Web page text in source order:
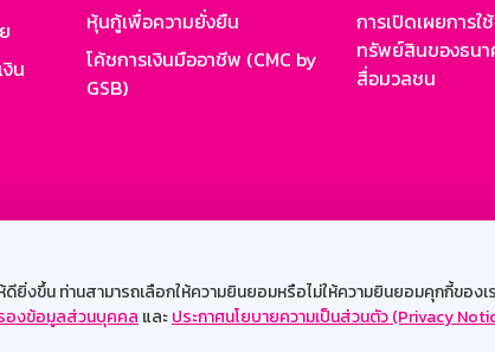
งขึ้น ท่านสามารถเลือกให้ความยินยอมหรือไม่ให้ความยินยอมคุกกี้ของเ
องข้อมูลส่วนบุคคล และประกาศนโยบายความเป็นส่วนตัว (Privacy
น
หุ้นกู้เพื่อความยั่งยืน
โค้ชการเงินมืออาชีพ (CMC by
GSB)
การเปิดเผยการใ
ทรัพย์สินของธนา
สื่อมวลชน